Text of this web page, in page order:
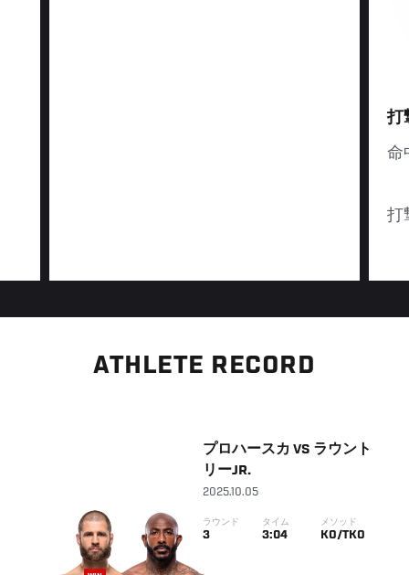
打
命
打
ATHLETE RECORD
プロハースカ VS ラウント
リーJR.
2025.10.05
ラウンド
3
タイム
3:04
メソッド
KO/TKO